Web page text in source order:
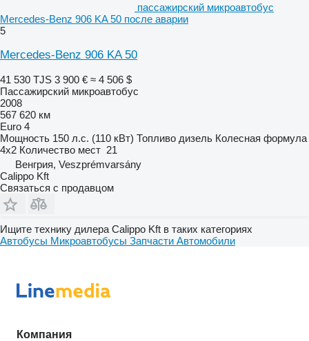
пассажирский микроавтобус
Mercedes-Benz 906 KA 50 после аварии
5
Mercedes-Benz 906 KA 50
41 530 TJS 3 900 € ≈ 4 506 $
Пассажирский микроавтобус
2008
567 620 км
Euro 4
Мощность 150 л.с. (110 кВт) Топливо дизель Колесная формула
4x2 Количество мест 21
Венгрия, Veszprémvarsány
Calippo Kft
Связаться с продавцом
Ищите технику дилера Calippo Kft в таких категориях
Автобусы Микроавтобусы Запчасти Автомобили
Компания